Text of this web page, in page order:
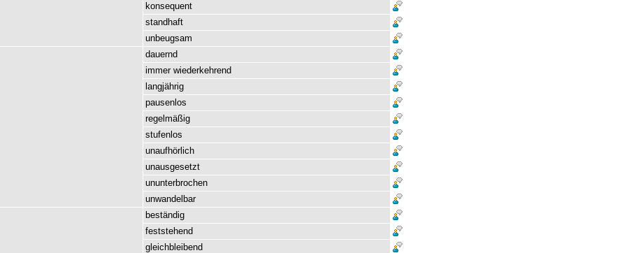
konsequent
standhaft
unbeugsam
dauernd
immer wiederkehrend
langjährig
pausenlos
regelmäßig
stufenlos
unaufhörlich
unausgesetzt
ununterbrochen
unwandelbar
beständig
feststehend
gleichbleibend